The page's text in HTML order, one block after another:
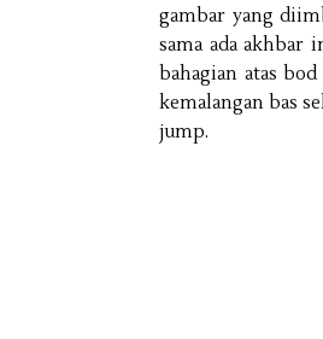
gambar yang
sama ada akhbar
bahagian atas
kemalangan bas
jump.